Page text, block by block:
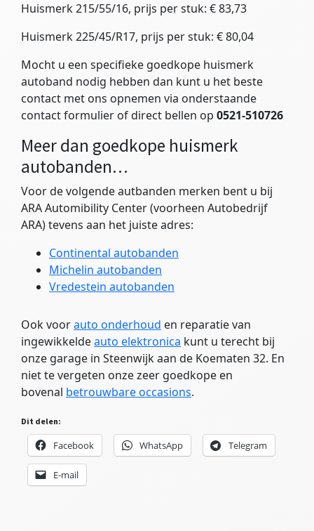
Huismerk 215/55/16, prijs per stuk: € 83,73
Huismerk 225/45/R17, prijs per stuk: € 80,04
Mocht u een specifieke goedkope huismerk
autoband nodig hebben dan kunt u het beste
contact met ons opnemen via onderstaande
contact formulier of direct bellen op 0521-510726
Meer dan goedkope huismerk
autobanden…
Voor de volgende autbanden merken bent u bij
ARA Automibility Center (voorheen Autobedrijf
ARA) tevens aan het juiste adres:
Continental autobanden
Michelin autobanden
Vredestein autobanden
Ook voorauto onderhoud en reparatie van
ingewikkeldeauto elektronica kunt u terecht bij
onze garage in Steenwijk aan de Koematen 32. En
niet te vergeten onze zeer goedkope en
bovenal betrouwbare occasions.
Dit delen:
Facebook WhatsApp Telegram
E-mail